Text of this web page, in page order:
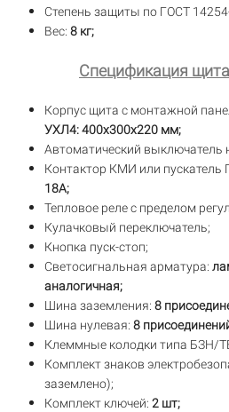
Степень защиты по ГОСТ
Вес: 8 кг;
Спецификация
Корпус щита с монтажной
УХЛ4: 400х300х220 мм;
Автоматический выключатель
Контактор КМИ или пускатель
18А;
Тепловое реле с пределом
Кулачковый переключатель;
Кнопка пуск-стоп;
Светосигнальная арматура:
аналогичная;
Шина заземления: 8
Шина нулевая: 8
Клеммные колодки типа БЗН/
Комплект знаков
заземлено);
Комплект ключей: 2 шт;